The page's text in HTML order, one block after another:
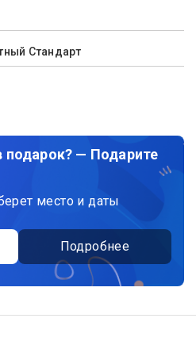
Стандарт
— Подарите
место и даты
Подробнее